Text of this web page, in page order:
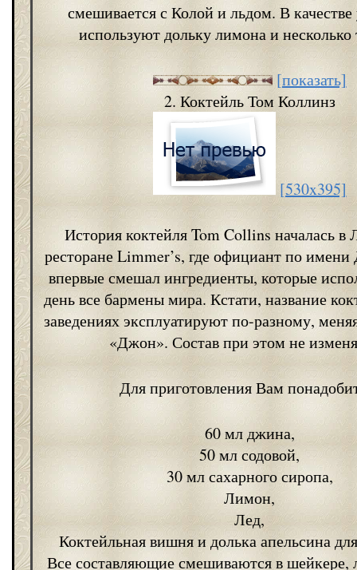
смешивается с Колой и льдом. В
используют дольку лимона и несколько
[показать]
2. Коктейль Том Коллинз
[530x395]
История коктейля Tom Collins началась в
ресторане Limmer’s, где официант по
впервые смешал ингредиенты, которые
день все бармены мира. Кстати, название
заведениях эксплуатируют по-разному,
«Джон». Состав при этом не
Для приготовления Вам
60 мл джина,
50 мл содовой,
30 мл сахарного сиропа,
Лимон,
Лед,
Коктейльная вишня и долька апельсина
Все составляющие смешиваются в